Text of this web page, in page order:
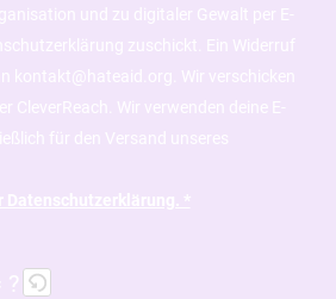
und zu digitaler Gewalt per E-
zuschickt. Ein Widerruf
kontakt@hateaid.org. Wir verschicken
CleverReach. Wir verwenden deine E-
für den Versand unseres
Datenschutzerklärung. *
?